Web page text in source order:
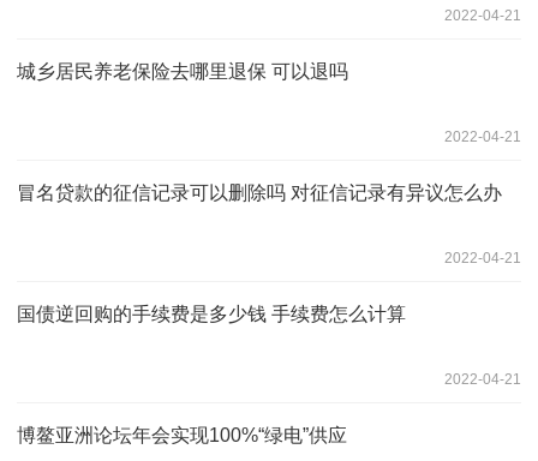
2022-04-21
城乡居民养老保险去哪里退保 可以退吗
2022-04-21
冒名贷款的征信记录可以删除吗 对征信记录有异议怎么办
2022-04-21
国债逆回购的手续费是多少钱 手续费怎么计算
2022-04-21
博鳌亚洲论坛年会实现100%“绿电”供应